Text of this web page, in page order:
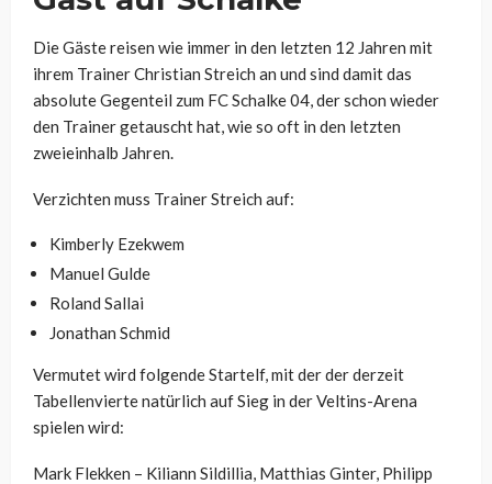
Die Gäste reisen wie immer in den letzten 12 Jahren mit
ihrem Trainer Christian Streich an und sind damit das
absolute Gegenteil zum FC Schalke 04, der schon wieder
den Trainer getauscht hat, wie so oft in den letzten
zweieinhalb Jahren.
Verzichten muss Trainer Streich auf:
Kimberly Ezekwem
Manuel Gulde
Roland Sallai
Jonathan Schmid
Vermutet wird folgende Startelf, mit der der derzeit
Tabellenvierte natürlich auf Sieg in der Veltins-Arena
spielen wird:
Mark Flekken – Kiliann Sildillia, Matthias Ginter, Philipp